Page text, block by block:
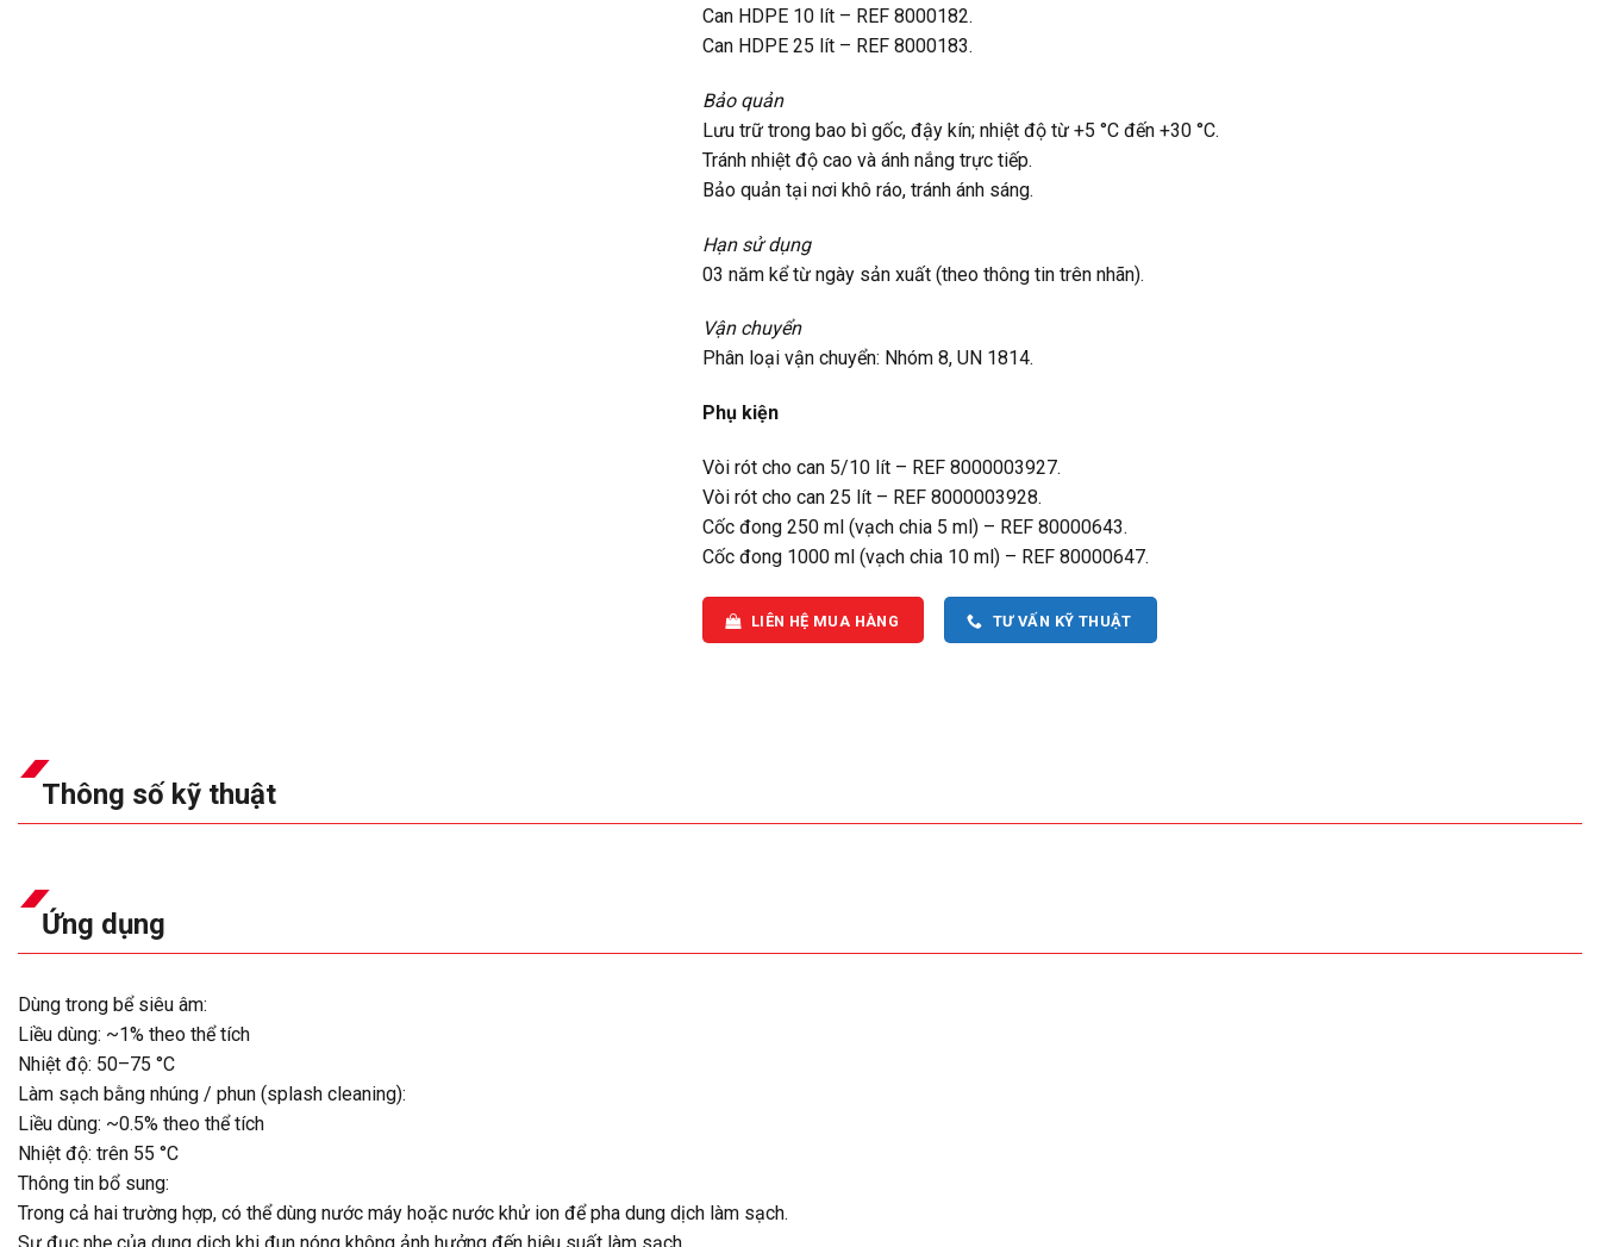
Can HDPE 10 lít – REF 8000182.
Can HDPE 25 lít – REF 8000183.
Bảo quản
Lưu trữ trong bao bì gốc, đậy kín; nhiệt độ từ +5 °C đến +30 °C.
Tránh nhiệt độ cao và ánh nắng trực tiếp.
Bảo quản tại nơi khô ráo, tránh ánh sáng.
Hạn sử dụng
03 năm kể từ ngày sản xuất (theo thông tin trên nhãn).
Vận chuyển
Phân loại vận chuyển: Nhóm 8, UN 1814.
Phụ kiện
Vòi rót cho can 5/10 lít – REF 8000003927.
Vòi rót cho can 25 lít – REF 8000003928.
Cốc đong 250 ml (vạch chia 5 ml) – REF 80000643.
Cốc đong 1000 ml (vạch chia 10 ml) – REF 80000647.
LIÊN HỆ MUA HÀNG TƯ VẤN KỸ THUẬT
Thông số kỹ thuật
Ứng dụng
Dùng trong bể siêu âm:
Liều dùng: ~1% theo thể tích
Nhiệt độ: 50–75 °C
Làm sạch bằng nhúng / phun (splash cleaning):
Liều dùng: ~0.5% theo thể tích
Nhiệt độ: trên 55 °C
Thông tin bổ sung:
Trong cả hai trường hợp, có thể dùng nước máy hoặc nước khử ion để pha dung dịch làm sạch.
Sự đục nhẹ của dung dịch khi đun nóng không ảnh hưởng đến hiệu suất làm sạch.